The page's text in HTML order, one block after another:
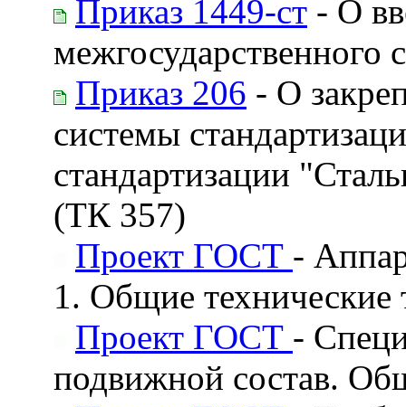
Приказ 1449-ст - О
межгосударственного
Приказ 206 - О
системы
стандартизации
(ТК 357)
Проект ГОСТ -
1. Общие технические
Проект ГОСТ -
подвижной состав.